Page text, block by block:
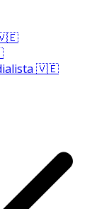
🇻🇪
🇻🇪